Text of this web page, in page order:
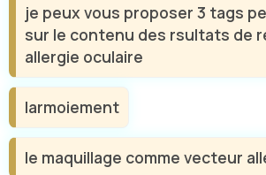
je peux vous proposer 3 tags
sur le contenu des rsultats de
allergie oculaire
larmoiement
le maquillage comme vecteur